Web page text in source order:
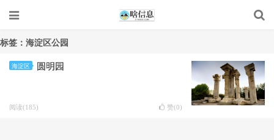
标签：海淀区公园
海淀区 圆明园
阅读(185) 赞(0)